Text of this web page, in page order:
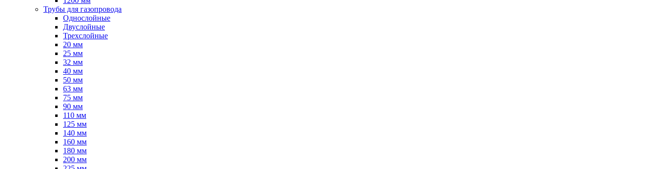
Трубы для газопровода
Однослойные
Двуслойные
Трехслойные
20 мм
25 мм
32 мм
40 мм
50 мм
63 мм
75 мм
90 мм
110 мм
125 мм
140 мм
160 мм
180 мм
200 мм